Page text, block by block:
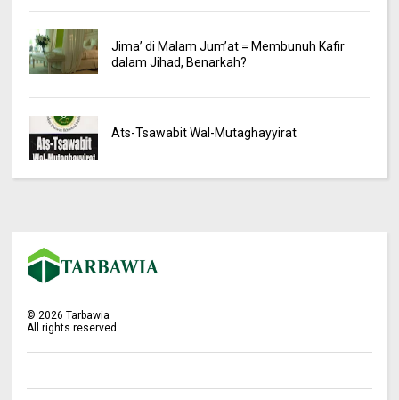
Jima’ di Malam Jum’at = Membunuh Kafir
dalam Jihad, Benarkah?
Ats-Tsawabit Wal-Mutaghayyirat
© 2026 Tarbawia
All rights reserved.